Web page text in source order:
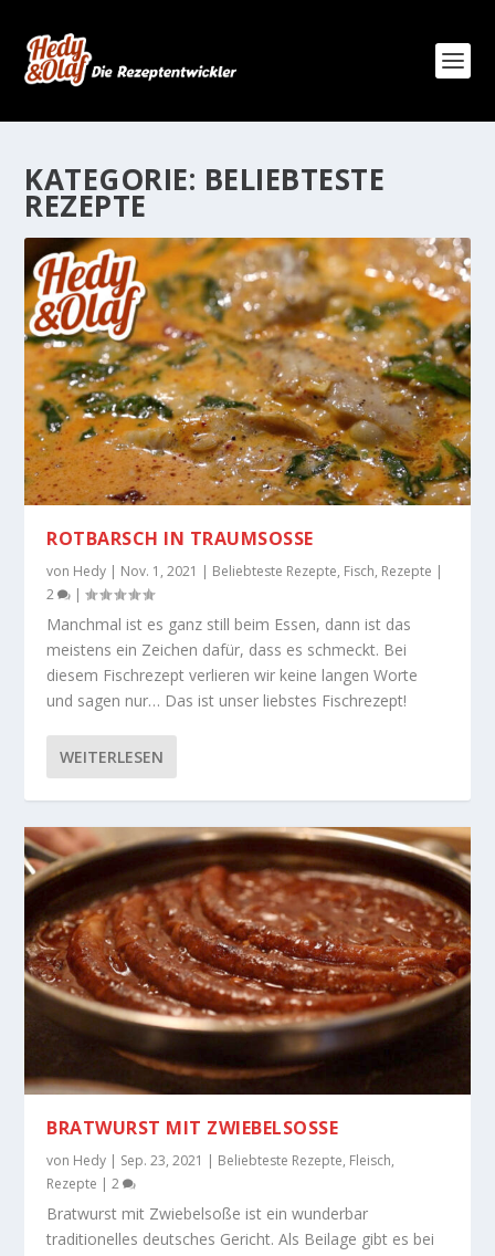
KATEGORIE: BELIEBTESTE
REZEPTE
ROTBARSCH IN TRAUMSOSSE
von Hedy | Nov. 1, 2021 | Beliebteste Rezepte, Fisch, Rezepte |
2
|
Manchmal ist es ganz still beim Essen, dann ist das
meistens ein Zeichen dafür, dass es schmeckt. Bei
diesem Fischrezept verlieren wir keine langen Worte
und sagen nur… Das ist unser liebstes Fischrezept!
WEITERLESEN
BRATWURST MIT ZWIEBELSOSSE
von Hedy | Sep. 23, 2021 | Beliebteste Rezepte, Fleisch,
Rezepte |2
Bratwurst mit Zwiebelsoße ist ein wunderbar
traditionelles deutsches Gericht. Als Beilage gibt es bei